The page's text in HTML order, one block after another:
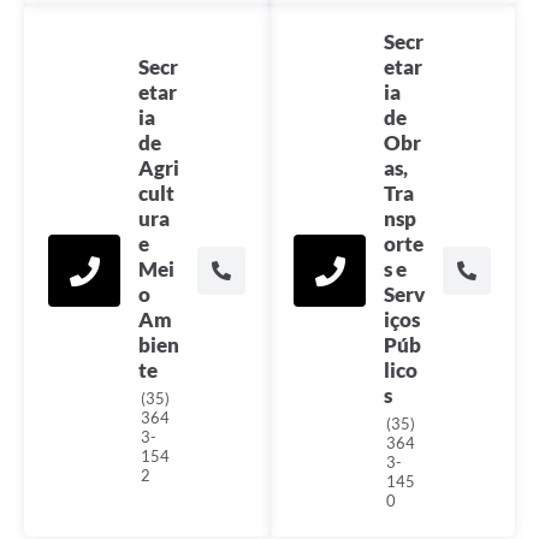
Secr
etar
ia
de
Agri
cult
ura
e
Mei
o
Am
bien
te
(35)
364
3-
154
2
Secr
etar
ia
de
Obr
as,
Tra
nsp
orte
s e
Serv
iços
Púb
lico
s
(35)
364
3-
145
0